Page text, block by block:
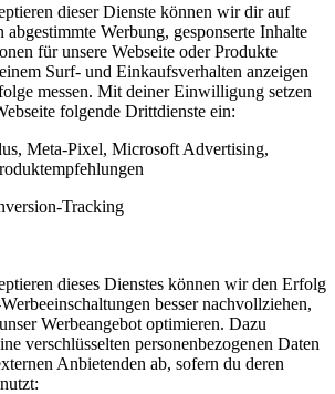
dieser Dienste können wir dir auf
abgestimmte Werbung, gesponserte Inhalte
für unsere Webseite oder Produkte
Surf- und Einkaufsverhalten anzeigen
messen. Mit deiner Einwilligung setzen
folgende Drittdienste ein:
Meta-Pixel, Microsoft Advertising,
Tracking
dieses Dienstes können wir den Erfolg
besser nachvollziehen,
Werbeangebot optimieren. Dazu
verschlüsselten personenbezogenen Daten
Anbietenden ab, sofern du deren